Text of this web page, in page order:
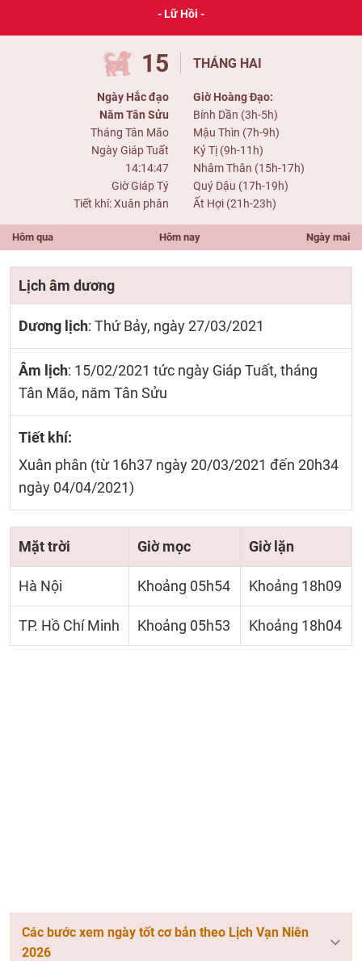
- Lữ Hồi -
15
Ngày Hắc đạo
Năm Tân Sửu
Tháng Tân Mão
Ngày Giáp Tuất
14:14:47
Giờ Giáp Tý
Tiết khí: Xuân phân
THÁNG HAI
Giờ Hoàng Đạo:
Bính Dần (3h-5h)
Mậu Thìn (7h-9h)
Kỷ Tị (9h-11h)
Nhâm Thân (15h-17h)
Quý Dậu (17h-19h)
Ất Hợi (21h-23h)
Hôm qua Hôm nay Ngày mai
Lịch âm dương
Dương lịch: Thứ Bảy, ngày 27/03/2021
Âm lịch: 15/02/2021 tức ngày Giáp Tuất, tháng
Tân Mão, năm Tân Sửu
Tiết khí:
Xuân phân (từ 16h37 ngày 20/03/2021 đến 20h34
ngày 04/04/2021)
Mặt trời Giờ mọc Giờ lặn
Hà Nội Khoảng 05h54 Khoảng 18h09
TP. Hồ Chí Minh Khoảng 05h53 Khoảng 18h04
Các bước xem ngày tốt cơ bản theo Lịch Vạn Niên
2026